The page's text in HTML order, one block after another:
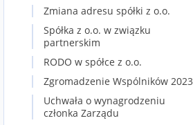
Zmiana adresu spółki z o.o.
Spółka z o.o. w związku
partnerskim
RODO w spółce z o.o.
Zgromadzenie Wspólników 2023
Uchwała o wynagrodzeniu
członka Zarządu